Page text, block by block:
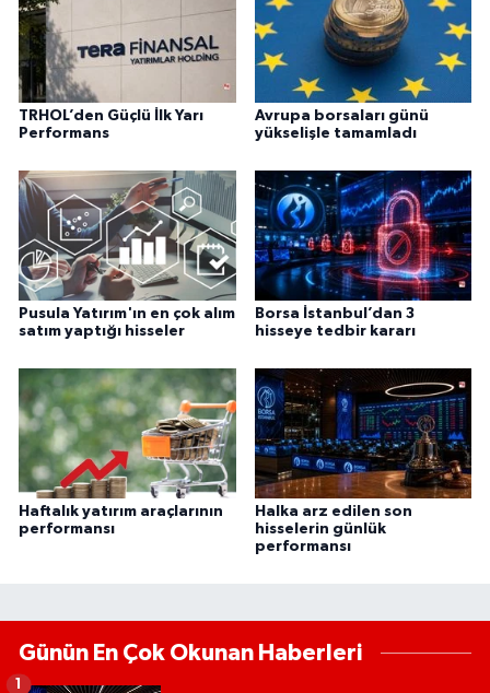
TRHOL’den Güçlü İlk Yarı
Performans
Avrupa borsaları günü
yükselişle tamamladı
Pusula Yatırım'ın en çok alım
satım yaptığı hisseler
Borsa İstanbul’dan 3
hisseye tedbir kararı
Haftalık yatırım araçlarının
performansı
Halka arz edilen son
hisselerin günlük
performansı
Günün En Çok Okunan Haberleri
1